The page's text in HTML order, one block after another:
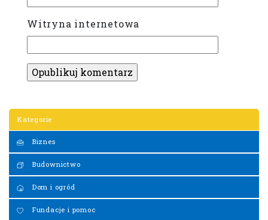
Kategorie
Biznes
Budownictwo
Dom i ogród
Fundacje i pomoc
Witryna internetowa